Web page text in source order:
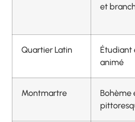
et
Quartier Latin
Étudiant
animé
Montmartre
Bohème